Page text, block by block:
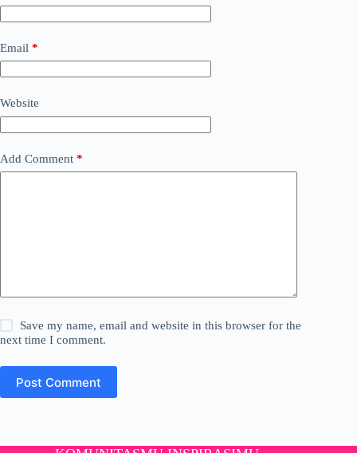
Email *
Website
Add Comment *
Save my name, email and website in this browser for the
next time I comment.
Post Comment